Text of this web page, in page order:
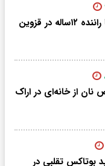
در قزوین
از خانه‌ای در اراک
بوتاکس تقلبی در